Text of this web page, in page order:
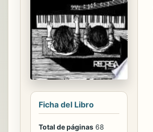
Ficha del Libro
Total de páginas 68